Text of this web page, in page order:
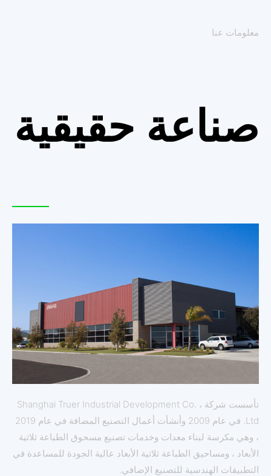
معلومات عنا
صناعة حقيقية
تأسست شركة Shanghai Truer Industrial Development Co. ،
Ltd. في عام 2009 وأنشأت أعمال التصنيع المضافة في عام 2019
، وهي مكرسة لبناء معدات وخدمات تصنيع مسحوق الطباعة ثلاثية
الأبعاد ، ومساحيق الطباعة ثلاثية الأبعاد عالية الجودة للمساعدة في
التطبيقات الهندسية للتصنيع الإضافي.